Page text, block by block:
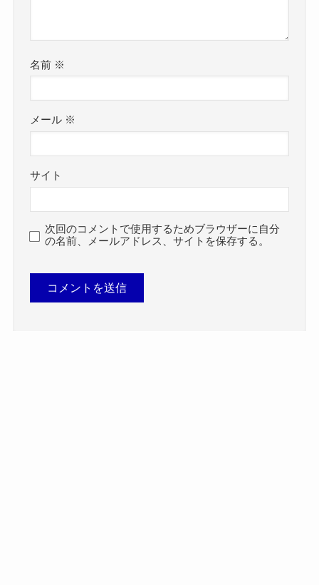
名前 ※
メール ※
サイト
次回のコメントで使用するためブラウザーに自分
の名前、メールアドレス、サイトを保存する。